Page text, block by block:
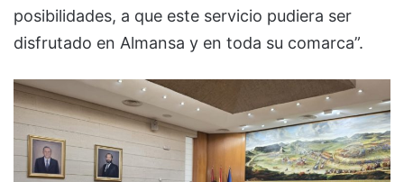
posibilidades, a que este servicio pudiera ser
disfrutado en Almansa y en toda su comarca”.